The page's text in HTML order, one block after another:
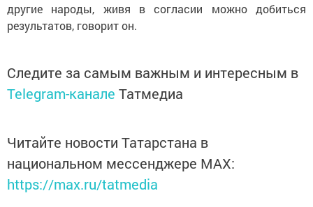
другие народы, живя в согласии можно добиться
результатов, говорит он.
Следите за самым важным и интересным в
Telegram-канале Татмедиа
Читайте новости Татарстана в
национальном мессенджере MАХ:
https://max.ru/tatmedia